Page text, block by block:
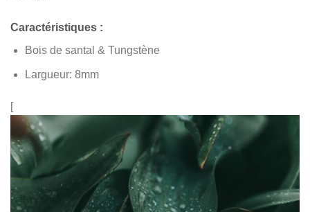
Caractéristiques :
Bois de santal & Tungstène
Largueur: 8mm
[